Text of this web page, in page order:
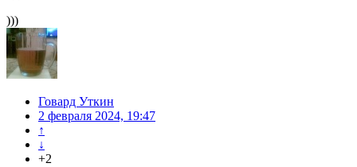
)))
Говард Уткин
2 февраля 2024, 19:47
↑
↓
+2